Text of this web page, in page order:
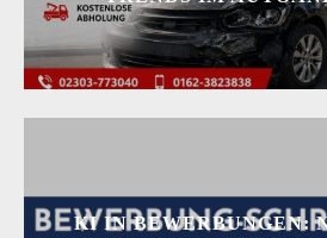
KI IN BEWERBUNGEN: